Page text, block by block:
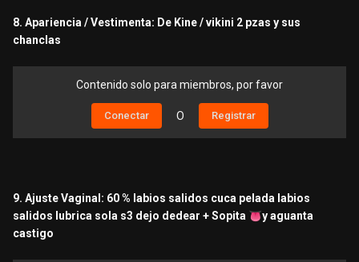
8. Apariencia / Vestimenta: De Kine / vikini 2 pzas y sus
chanclas
Contenido solo para miembros, por favor
Conectar O Registrar
9. Ajuste Vaginal: 60 % labios salidos cuca pelada labios
salidos lubrica sola s3 dejo dedear + Sopita 👅y aguanta
castigo